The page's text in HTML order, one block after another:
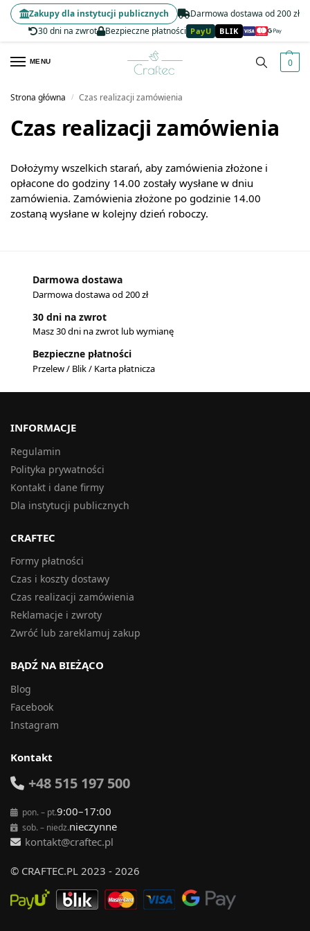
Darmowa dostawa od 200 zł
30 dni na zwrot
Bezpieczne płatności PayU BLIK
Zakupy dla instytucji publicznych
MENU 0
Strona główna / Czas realizacji zamówienia
Czas realizacji zamówienia
Dołożymy wszelkich starań, aby zamówienia złożone i
opłacone do godziny 14.00 zostały wysłane w dniu
zamówienia. Zamówienia złożone po godzinie 14.00
zostaną wysłane w kolejny dzień roboczy.
Darmowa dostawa
Darmowa dostawa od 200 zł
30 dni na zwrot
Masz 30 dni na zwrot lub wymianę
Bezpieczne płatności
Przelew / Blik / Karta płatnicza
INFORMACJE
Regulamin
Polityka prywatności
Kontakt i dane firmy
Dla instytucji publicznych
CRAFTEC
Formy płatności
Czas i koszty dostawy
Czas realizacji zamówienia
Reklamacje i zwroty
Zwróć lub zareklamuj zakup
BĄDŹ NA BIEŻĄCO
Blog
Facebook
Instagram
Kontakt
+48 515 197 500
pon. – pt.9:00–17:00
sob. – niedz.nieczynne
kontakt@craftec.pl
© CRAFTEC.PL 2023 - 2026